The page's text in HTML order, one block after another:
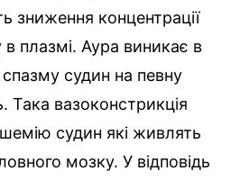
зниження концентрації
в плазмі. Аура виникає в
спазму судин на певну
Така вазоконстрикція
судин які живлять
мозку. У відповідь